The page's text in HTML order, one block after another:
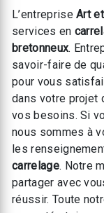
L’entrepriseArt
services en
bretonneux.
savoir-faire de
pour vous
dans votre projet
vos besoins. Si
nous sommes à
les
carrelage. Notre
partager avec
réussir. Toute